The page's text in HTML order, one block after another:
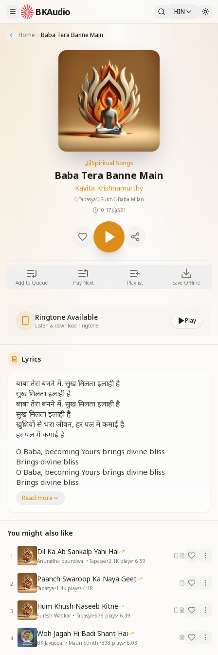
BKAudio HIN
Home Baba Tera Banne Main
Spiritual Songs
Baba Tera Banne Main
Kavita Krishnamurthy
Tapasya Sukh
Baba Milan
10:17
521
Add to Queue Play Next Playlist Save Offline
Ringtone Available
Listen & download ringtone
Play
Lyrics
बाबा तेरा बनने में, सुख मिलता इलाही है
सुख मिलता इलाही है
बाबा तेरा बनने में, सुख मिलता इलाही है
सुख मिलता इलाही है
खुशियों से भरा जीवन, हर पल में कमाई है
हर पल में कमाई है
O Baba, becoming Yours brings divine bliss
Brings divine bliss
O Baba, becoming Yours brings divine bliss
Brings divine bliss
treasure
तेरी छत्र-छाया में, माया की धूप नहीं
माया की धूप नहीं
जो तेरा बन जाए, उसे कोई भी भूख नहीं
उसे कोई भी भूख नहीं
जिसने तुझे अपनाया, उसे दुनिया पराई है
उसे दुनिया पराई है
बाबा तेरा बनने में, सुख मिलता इलाही है
सुख मिलता इलाही है
Under Your divine shelter, the heat of illusion does
not reach
The heat of illusion does not reach
The one who becomes Yours, feels no worldly hunger
Read more
You might also like
1
Dil Ka Ab Sankalp Yahi Hai
Anuradha paundwal • Tapasya•2.1K plays• 6:59
2
Paanch Swaroop Ka Naya Geet
Tapasya•1.4K plays• 4:18
3
Hum Khush Naseeb Kitne
Suresh Wadkar • Tapasya•976 plays• 6:39
4
Woh Jagah Hi Badi Shant Hai
BK Jaygopal • Maun Sthithi•898 plays• 6:03